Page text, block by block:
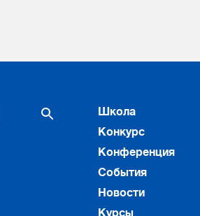
Школа
Конкурс
Конференция
События
Новости
Курсы